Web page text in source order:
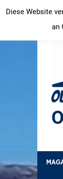
Inhalt
Diese Website
an